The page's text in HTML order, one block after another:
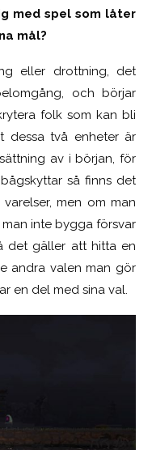
med spel som låter
mål?
eller drottning, det
och börjar
folk som kan bli
dessa två enheter är
av i början, för
så finns det
men om man
inte bygga försvar
det gäller att hitta en
andra valen man gör
en del med sina val.